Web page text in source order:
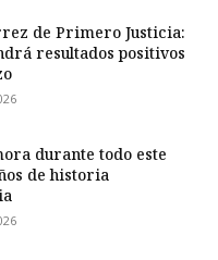
de Primero Justicia:
resultados positivos
durante todo este
de historia